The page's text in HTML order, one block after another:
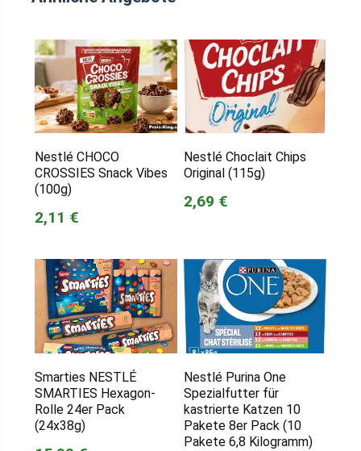
Nestlé CHOCO
CROSSIES Snack Vibes
(100g)
2,11 €
Nestlé Choclait Chips
Original (115g)
2,69 €
Smarties NESTLÉ
SMARTIES Hexagon-
Rolle 24er Pack
(24x38g)
Nestlé Purina One
Spezialfutter für
kastrierte Katzen 10
Pakete 8er Pack (10
Pakete 6,8 Kilogramm)